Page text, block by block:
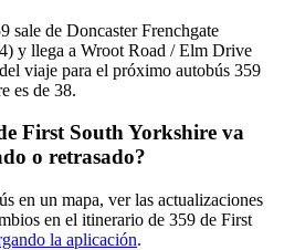
sale de Doncaster Frenchgate
y llega a Wroot Road / Elm Drive
viaje para el próximo autobús 359
es de 38.
First South Yorkshire va
o retrasado?
en un mapa, ver las actualizaciones
en el itinerario de 359 de First
la aplicación.